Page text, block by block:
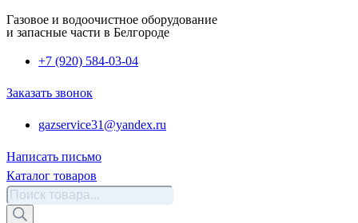
Газовое и водоочистное оборудование
и запасные части в Белгороде
+7 (920) 584-03-04
Заказать звонок
gazservice31@yandex.ru
Написать письмо
Каталог товаров
Поиск
товаров